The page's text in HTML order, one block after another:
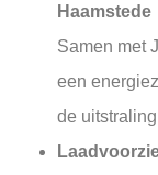
Haamstede
Samen met
een
de